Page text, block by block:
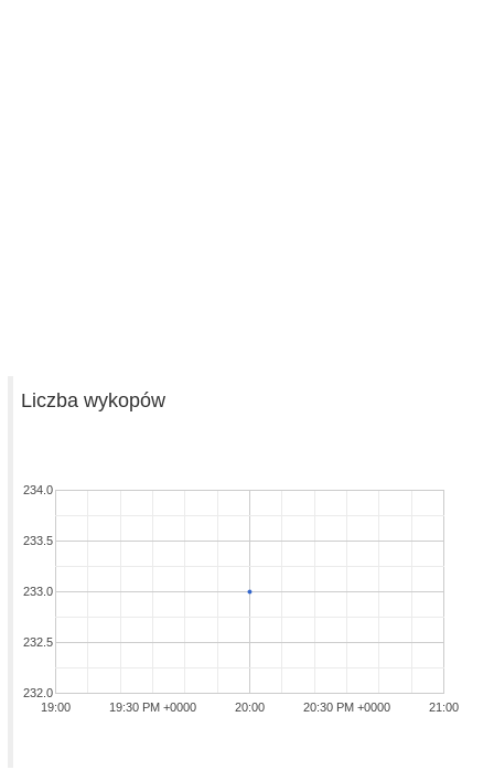
Liczba wykopów
19:00 20:00 21:00
19:30 PM +0000 20:30 PM +0000
232.0
232.5
233.0
233.5
234.0